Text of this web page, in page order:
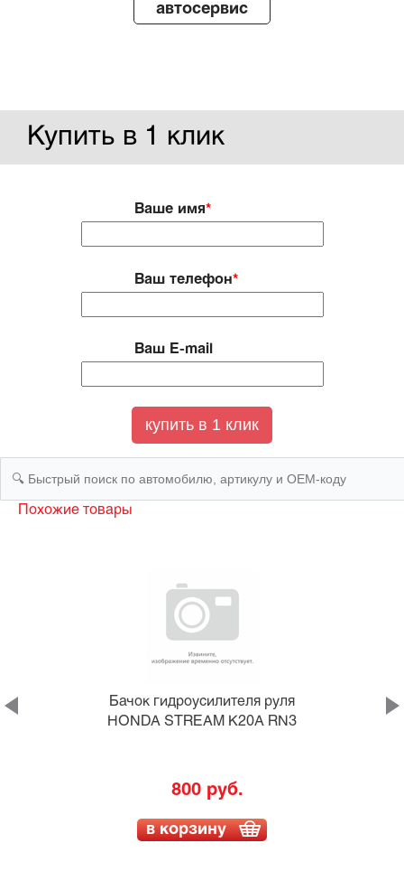
автосервис
Купить в 1 клик
Ваше имя*
Ваш телефон*
Ваш E-mail
Похожие товары
Бачок гидроусилителя руля
HONDA STREAM K20A RN3
800 руб.
в корзину